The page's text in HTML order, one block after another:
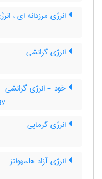
انرژی مرزدانه ای ،
انرژی گرانشی
خود - انرژی گرانشی
انرژی گرمایی
انرژی آزاد هلمهولتز